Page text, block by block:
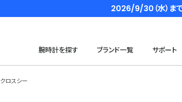
2026/9/30（水）ま
腕時計を探す ブランド一覧 サポート
クロスシー